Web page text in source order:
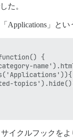
た。
Applications」と
{
サイクルフックを